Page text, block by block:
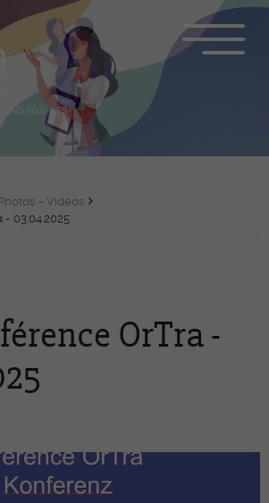
– Vidéos
03.04.2025
OrTra -